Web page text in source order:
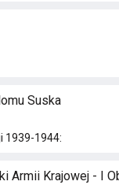
Suska
1939-1944:
Armii Krajowej - I